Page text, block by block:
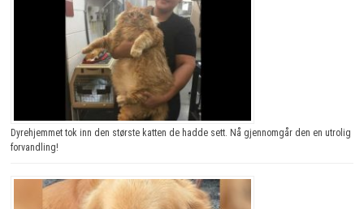
Dyrehjemmet tok inn den største katten de hadde sett. Nå gjennomgår den en utrolig
forvandling!